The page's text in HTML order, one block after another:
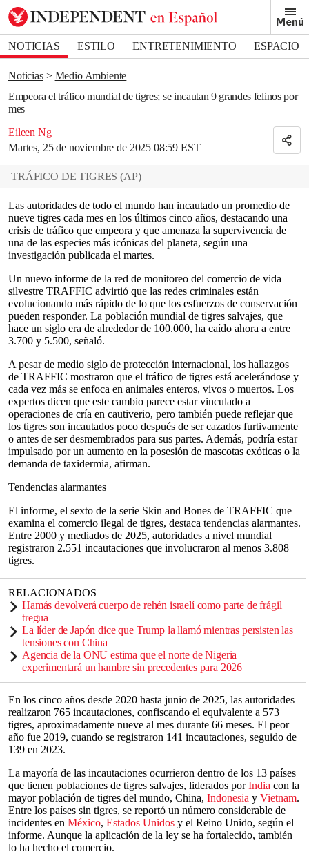
Menú
NOTICIAS ESTILO ENTRETENIMIENTO
ESPACIO
DEPORTES
Noticias
Medio Ambiente
Empeora el tráfico mundial de tigres; se incautan 9 grandes felinos por
mes
Eileen Ng
Martes, 25 de noviembre de 2025 08:59 EST
Bookmark popover
Removed from bookmarks
Close popover
TRÁFICO DE TIGRES (AP)
Las autoridades de todo el mundo han incautado un promedio de
nueve tigres cada mes en los últimos cinco años, destacando una
crisis de tráfico que empeora y que amenaza la supervivencia de
una de las especies más icónicas del planeta, según una
investigación publicada el martes.
Un nuevo informe de la red de monitoreo del comercio de vida
silvestre TRAFFIC advirtió que las redes criminales están
evolucionando más rápido de lo que los esfuerzos de conservación
pueden responder. La población mundial de tigres salvajes, que
hace un siglo era de alrededor de 100.000, ha caído ahora a entre
3.700 y 5.500, señaló.
A pesar de medio siglo de protección internacional, los hallazgos
de TRAFFIC mostraron que el tráfico de tigres está acelerándose y
cada vez más se enfoca en animales enteros, vivos o muertos. Los
expertos dicen que este cambio parece estar vinculado a
operaciones de cría en cautiverio, pero también puede reflejar que
los tigres son incautados poco después de ser cazados furtivamente
o antes de ser desmembrados para sus partes. Además, podría estar
impulsado por un aumento en la posesión de mascotas exóticas o la
demanda de taxidermia, afirman.
Tendencias alarmantes
El informe, el sexto de la serie Skin and Bones de TRAFFIC que
examina el comercio ilegal de tigres, destaca tendencias alarmantes.
Entre 2000 y mediados de 2025, autoridades a nivel mundial
registraron 2.551 incautaciones que involucraron al menos 3.808
tigres.
RELACIONADOS
Hamás devolverá cuerpo de rehén israelí como parte de frágil
tregua
La líder de Japón dice que Trump la llamó mientras persisten las
tensiones con China
Agencia de la ONU estima que el norte de Nigeria
experimentará un hambre sin precedentes para 2026
En los cinco años desde 2020 hasta junio de 2025, las autoridades
realizaron 765 incautaciones, confiscando el equivalente a 573
tigres, aproximadamente nueve al mes durante 66 meses. El peor
año fue 2019, cuando se registraron 141 incautaciones, seguido de
139 en 2023.
La mayoría de las incautaciones ocurrieron dentro de los 13 países
que tienen poblaciones de tigres salvajes, liderados porIndia con la
mayor población de tigres del mundo, China, Indonesia y Vietnam.
Entre los países sin tigres, se reportó un número considerable de
incidentes en México, Estados Unidos y el Reino Unido, según el
informe. Aunque la aplicación de la ley se ha fortalecido, también
lo ha hecho el comercio.